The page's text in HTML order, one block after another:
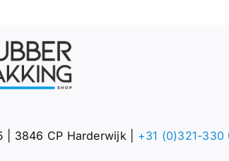
| 3846 CP Harderwijk | +31 (0)321-330